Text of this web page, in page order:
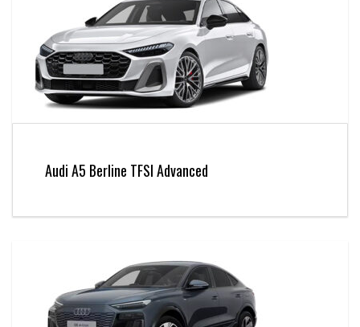
Audi A5 Berline TFSI Advanced